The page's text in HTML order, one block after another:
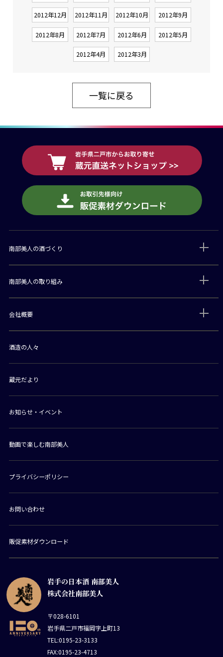
2012年12月 2012年11月 2012年10月 2012年9月
2012年8月 2012年7月 2012年6月 2012年5月
2012年4月 2012年3月
一覧に戻る
岩手の日本酒 南部美人
株式会社南部美人
〒028-6101
岩手県二戸市福岡字上町13
TEL:0195-23-3133
FAX:0195-23-4713
南部美人の酒づくり
南部美人の取り組み
会社概要
酒造の人々
蔵元だより
お知らせ・イベント
動画で楽しむ南部美人
プライバシーポリシー
お問い合わせ
販促素材ダウンロード